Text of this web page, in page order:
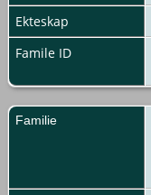
Ekteskap
Famile ID
Familie